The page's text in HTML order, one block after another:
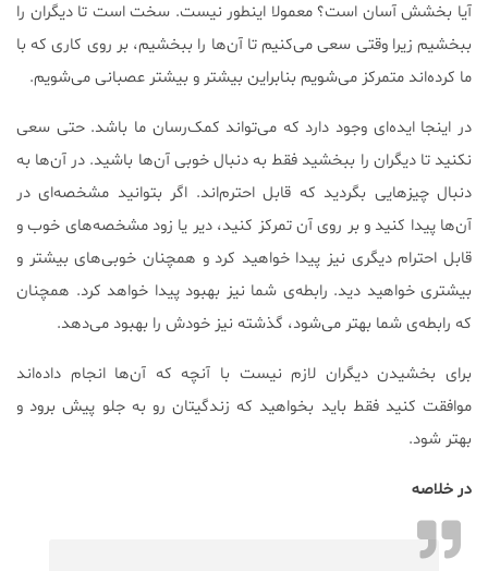
آیا بخشش آسان است؟ معمولا اینطور نیست. سخت است تا دیگران را
ببخشیم زیرا وقتی سعی می‌کنیم تا آن‌ها را ببخشیم، بر روی کاری که با
ما کرده‌اند متمرکز می‌شویم بنابراین بیشتر و بیشتر عصبانی می‌شویم.
در اینجا ایده‌ای وجود دارد که می‌تواند کمک‌رسان ما باشد. حتی سعی
نکنید تا دیگران را ببخشید فقط به دنبال خوبی آن‌ها باشید. در آن‌ها به
دنبال چیزهایی بگردید که قابل احترم‌اند. اگر بتوانید مشخصه‌ای در
آن‌ها پیدا کنید و بر روی آن تمرکز کنید، دیر یا زود مشخصه‌های خوب و
قابل احترام دیگری نیز پیدا خواهید کرد و همچنان خوبی‌های بیشتر و
بیشتری خواهید دید. رابطه‌ی شما نیز بهبود پیدا خواهد کرد. همچنان
که رابطه‌ی شما بهتر می‌شود، گذشته نیز خودش را بهبود می‌دهد.
برای بخشیدن دیگران لازم نیست با آنچه که آن‌ها انجام داده‌اند
موافقت کنید فقط باید بخواهید که زندگیتان رو به جلو پیش برود و
بهتر شود.
در خلاصه